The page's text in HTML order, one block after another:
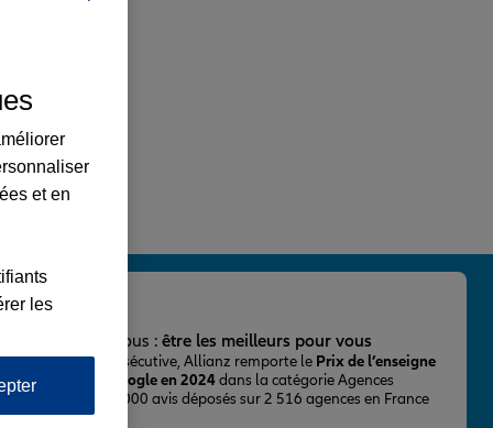
pour nous : être les meilleurs pour vous
la 2ème fois consécutive, Allianz remporte le Prix de l’enseigne
notée sur Google en 2024dans la catégorie Agences
avec 43 000 avis déposés sur 2 516 agences en France
note de 4,86/5.
et en
les